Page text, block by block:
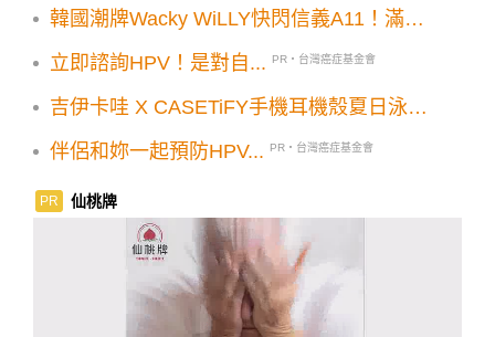
韓國潮牌Wacky WiLLY快閃信義A11！滿額
立即諮詢HPV！是對自...
PR・台灣癌症基金會
吉伊卡哇 X CASETiFY手機耳機殼夏日泳池
伴侶和妳一起預防HPV...
PR・台灣癌症基金會
PR 仙桃牌